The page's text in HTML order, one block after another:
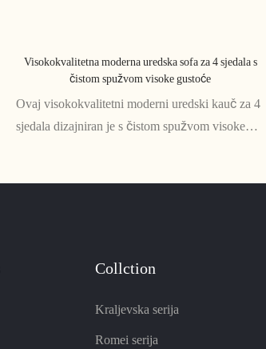
Visokokvalitetna moderna uredska sofa za 4 sjedala s
čistom spužvom visoke gustoće
Ovaj visokokvalitetni moderni uredski kauč za 4
sjedala dizajniran je s čistom spužvom visoke
Collction
Kraljevska serija
Romei serija